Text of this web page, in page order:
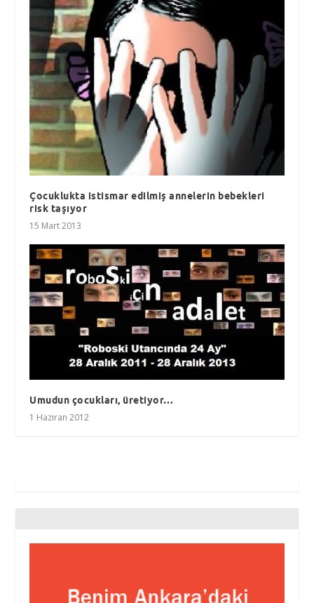
Çocuklukta istismar edilmiş annelerin bebekleri
risk taşıyor
15 Mart 2013
Umudun çocukları, üretiyor…
1 Haziran 2012